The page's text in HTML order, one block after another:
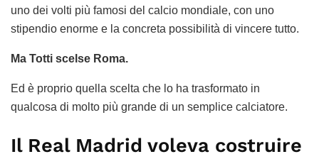
uno dei volti più famosi del calcio mondiale, con uno
stipendio enorme e la concreta possibilità di vincere tutto.
Ma Totti scelse Roma.
Ed è proprio quella scelta che lo ha trasformato in
qualcosa di molto più grande di un semplice calciatore.
Il Real Madrid voleva costruire